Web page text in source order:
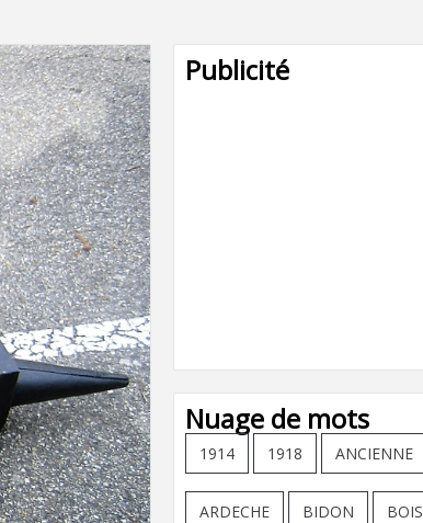
Publicité
Nuage de mots
1914 1918 ANCIENNE
ARDECHE BIDON BOIS